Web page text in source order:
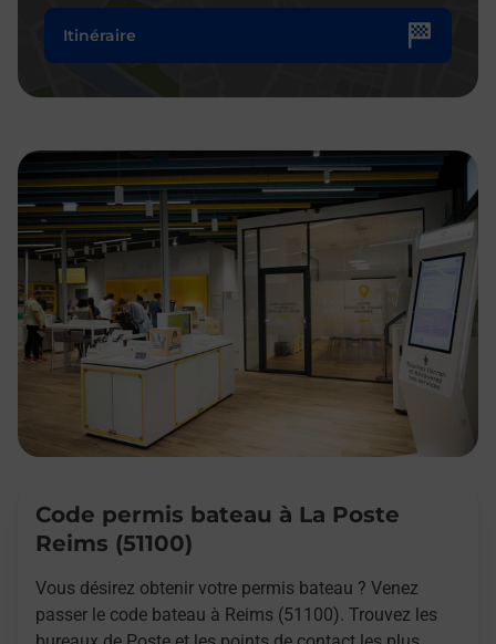
Itinéraire
Code permis bateau à La Poste
Reims (51100)
Vous désirez obtenir votre permis bateau ? Venez
passer le code bateau à Reims (51100). Trouvez les